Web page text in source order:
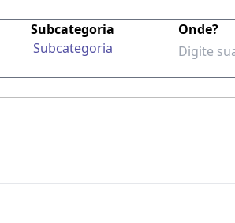
Subcategoria
Subcategoria
Onde?